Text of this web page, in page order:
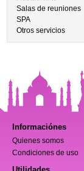
Salas de reuniones
SPA
Otros servicios
Informaciónes
Quienes somos
Condiciones de uso